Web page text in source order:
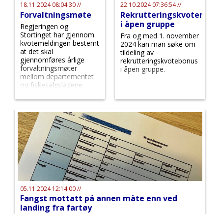
18.11.2024 08:04:30 //
Forvaltningsmøte
Regjeringen og
Stortinget har gjennom
kvotemeldingen bestemt
at det skal
gjennomføres årlige
forvaltningsmøter
mellom departementet
og fiskesalgslagene.
forvaltningsmøtet
avholdt.
22.10.2024 07:36:54 //
Rekrutteringskvoter
i åpen gruppe
Fra og med 1. november
2024 kan man søke om
tildeling av
rekrutteringskvotebonus
i åpen gruppe.
05.11.2024 12:14:00 //
Fangst mottatt på annen måte enn ved
landing fra fartøy